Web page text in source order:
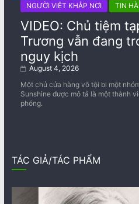
NGƯỜI VIỆT KHẮP NƠI TIN
VIDEO: Chủ tiệm
Trương vẫn đang
nguy kịch
August 4, 2026
Một chủ cửa hàng vô tội bị một
Sunshine được mô tả là một thành
phóng.
TÁC GIẢ/TÁC PHẨM